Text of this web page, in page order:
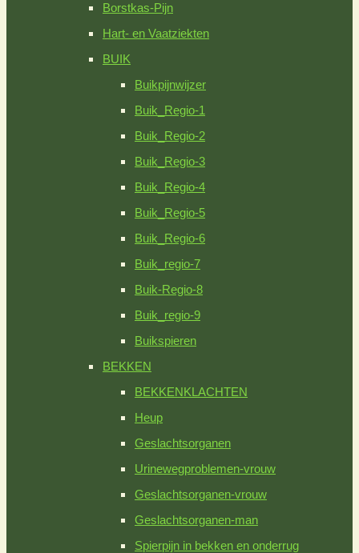
Borstkas-Pijn
Hart- en Vaatziekten
BUIK
Buikpijnwijzer
Buik_Regio-1
Buik_Regio-2
Buik_Regio-3
Buik_Regio-4
Buik_Regio-5
Buik_Regio-6
Buik_regio-7
Buik-Regio-8
Buik_regio-9
Buikspieren
BEKKEN
BEKKENKLACHTEN
Heup
Geslachtsorganen
Urinewegproblemen-vrouw
Geslachtsorganen-vrouw
Geslachtsorganen-man
Spierpijn in bekken en onderrug